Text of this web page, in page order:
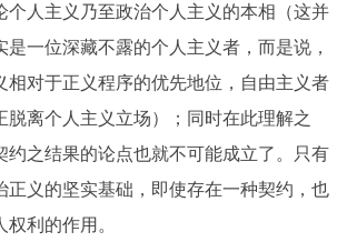
个人主义乃至政治个人主义的本相（这并
一位深藏不露的个人主义者，而是说，
相对于正义程序的优先地位，自由主义者
脱离个人主义立场）；同时在此理解之
约之结果的论点也就不可能成立了。只有
正义的坚实基础，即使存在一种契约，也
利的作用。